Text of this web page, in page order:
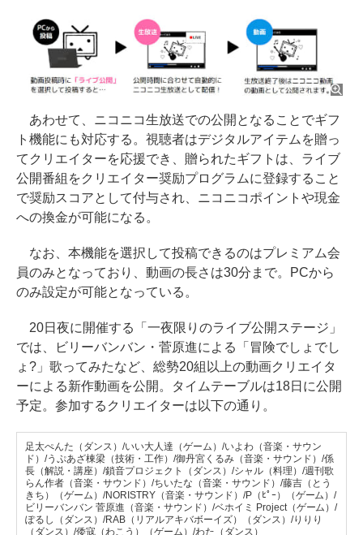
あわせて、ニコニコ生放送での公開となることでギフ
ト機能にも対応する。視聴者はデジタルアイテムを贈っ
てクリエイターを応援でき、贈られたギフトは、ライブ
公開番組をクリエイター奨励プログラムに登録すること
で奨励スコアとして付与され、ニコニコポイントや現金
への換金が可能になる。
なお、本機能を選択して投稿できるのはプレミアム会
員のみとなっており、動画の長さは30分まで。PCから
のみ設定が可能となっている。
20日夜に開催する「一夜限りのライブ公開ステージ」
では、ビリーバンバン・菅原進による「冒険でしょでし
ょ?」歌ってみたなど、総勢20組以上の動画クリエイタ
ーによる新作動画を公開。タイムテーブルは18日に公開
予定。参加するクリエイターは以下の通り。
足太ぺんた（ダンス）/いい大人達（ゲーム）/いよわ（音楽・サウン
ド）/うぷあざ棟梁（技術・工作）/御丹宮くるみ（音楽・サウンド）/係
長（解説・講座）/鎖音プロジェクト（ダンス）/シャル（料理）/週刊歌
らん作者（音楽・サウンド）/ちいたな（音楽・サウンド）/藤吉（とう
きち）（ゲーム）/NORISTRY（音楽・サウンド）/P（ﾋﾟｰ）（ゲーム）/
ビリーバンバン 菅原進（音楽・サウンド）/ベホイミ Project（ゲーム）/
ぽるし（ダンス）/RAB（リアルアキバボーイズ）（ダンス）/りりり
（ダンス）/倭寇（わこう）（ゲーム）/わた（ダンス）